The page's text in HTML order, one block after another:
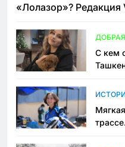
«Лолазор»? Редакция
С кем